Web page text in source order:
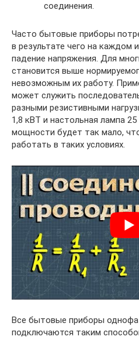
соединения.
Часто бытовые приборы
в результате чего на каждом
падение напряжения. Для
становится выше
невозможным их работу.
может служить
разными резистивными
1,8 кВТ и настольная лампа
мощности будет так мало,
работать в таких условиях.
Все бытовые приборы
подключаются таким